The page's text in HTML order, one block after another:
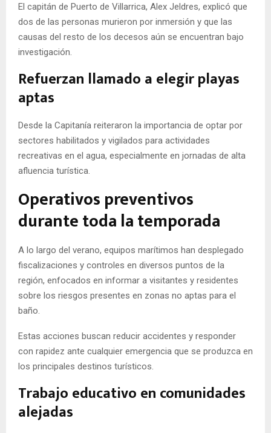
El capitán de Puerto de Villarrica, Alex Jeldres, explicó que
dos de las personas murieron por inmersión y que las
causas del resto de los decesos aún se encuentran bajo
investigación.
Refuerzan llamado a elegir playas
aptas
Desde la Capitanía reiteraron la importancia de optar por
sectores habilitados y vigilados para actividades
recreativas en el agua, especialmente en jornadas de alta
afluencia turística.
Operativos preventivos
durante toda la temporada
A lo largo del verano, equipos marítimos han desplegado
fiscalizaciones y controles en diversos puntos de la
región, enfocados en informar a visitantes y residentes
sobre los riesgos presentes en zonas no aptas para el
baño.
Estas acciones buscan reducir accidentes y responder
con rapidez ante cualquier emergencia que se produzca en
los principales destinos turísticos.
Trabajo educativo en comunidades
alejadas